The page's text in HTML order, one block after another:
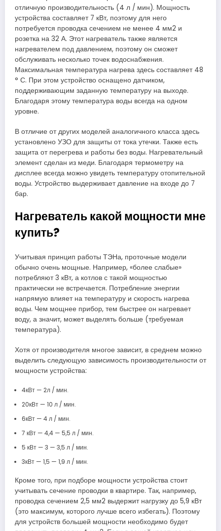
отличную производительность (4 л / мин). Мощность
устройства составляет 7 кВт, поэтому для него
потребуется проводка сечением не менее 4 мм2 и
розетка на 32 А. Этот нагреватель также является
нагревателем под давлением, поэтому он сможет
обслуживать несколько точек водоснабжения.
Максимальная температура нагрева здесь составляет 48
° С. При этом устройство оснащено датчиком,
поддерживающим заданную температуру на выходе.
Благодаря этому температура воды всегда на одном
уровне.
В отличие от других моделей аналогичного класса здесь
установлено УЗО для защиты от тока утечки. Также есть
защита от перегрева и работы без воды. Нагревательный
элемент сделан из меди. Благодаря термометру на
дисплее всегда можно увидеть температуру отопительной
воды. Устройство выдерживает давление на входе до 7
бар.
Нагреватель какой мощности мне
купить?
Учитывая принцип работы ТЭНа, проточные модели
обычно очень мощные. Например, «более слабые»
потребляют 3 кВт, а котлов с такой мощностью
практически не встречается. Потребление энергии
напрямую влияет на температуру и скорость нагрева
воды. Чем мощнее прибор, тем быстрее он нагревает
воду, а значит, может выделять больше (требуемая
температура).
Хотя от производителя многое зависит, в среднем можно
выделить следующую зависимость производительности от
мощности устройства:
4кВт — 2л / мин.
20кВт — 10 л / мин.
6кВт — 4 л / мин.
7 кВт — 4,4 — 5,5 л / мин.
5 кВт — 3 — 3,5 л / мин.
3кВт — 1,5 — 1,9 л / мин.
Кроме того, при подборе мощности устройства стоит
учитывать сечение проводки в квартире. Так, например,
проводка сечением 2,5 мм2 выдержит нагрузку до 5,9 кВт
(это максимум, которого лучше всего избегать). Поэтому
для устройств большей мощности необходимо будет